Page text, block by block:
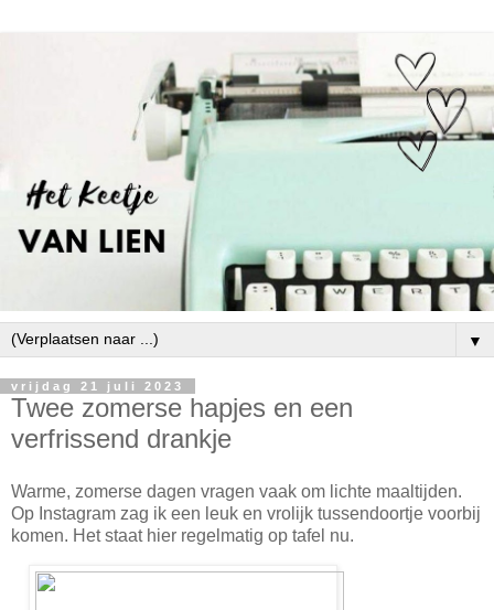
▼
vrijdag 21 juli 2023
Twee zomerse hapjes en een
verfrissend drankje
Warme, zomerse dagen vragen vaak om lichte maaltijden.
Op Instagram zag ik een leuk en vrolijk tussendoortje voorbij
komen. Het staat hier regelmatig op tafel nu.